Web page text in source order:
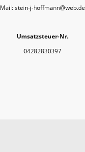
Mail: stein-j-hoffmann@web.de
Umsatzsteuer-Nr.
04282830397